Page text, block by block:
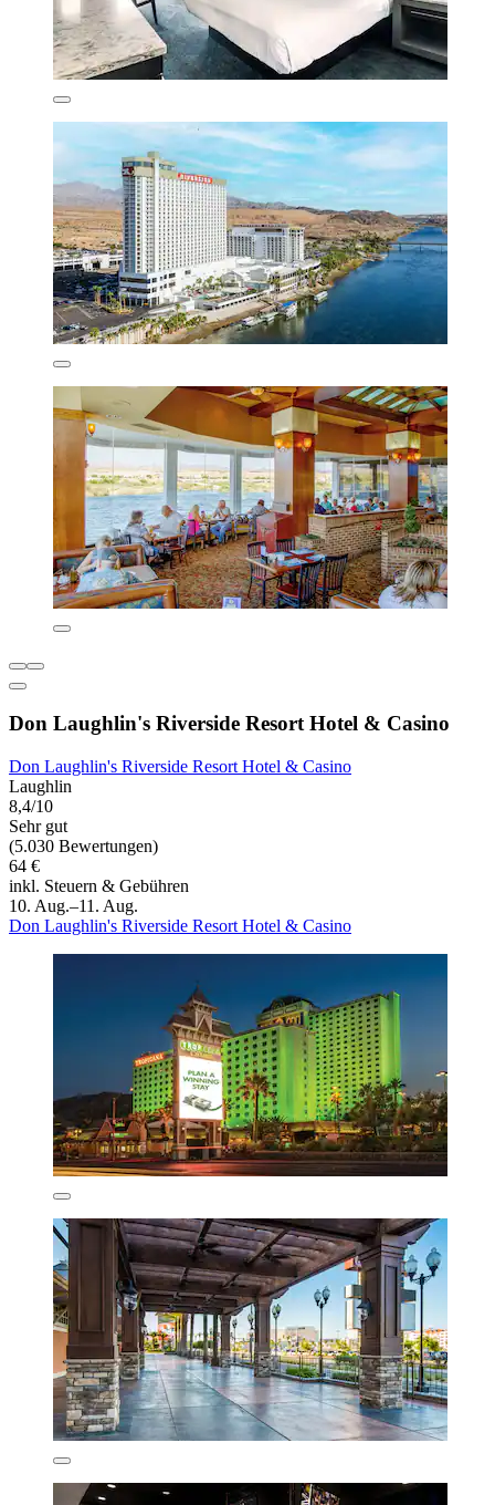
Don Laughlin's Riverside Resort Hotel & Casino
Don Laughlin's Riverside Resort Hotel & Casino
Laughlin
8,4/10
Sehr gut
(5.030 Bewertungen)
64 €
inkl. Steuern & Gebühren
10. Aug.–11. Aug.
Don Laughlin's Riverside Resort Hotel & Casino